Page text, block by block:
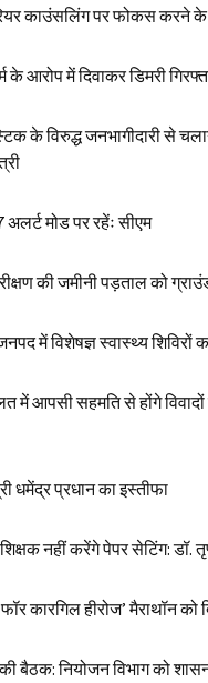
काउंसलिंग पर फोकस करने के
के आरोप में दिवाकर डिमरी
के विरुद्ध जनभागीदारी से
अलर्ट मोड पर रहेंः सीएम
की जमीनी पड़ताल को
में विशेषज्ञ स्वास्थ्य शिविरों
में आपसी सहमति से होंगे विवादों
धमेंद्र प्रधान का इस्तीफा
नहीं करेंगे पेपर सेटिंग: डॉ.
कारगिल हीरोज’ मैराथॉन को
की बैठक: नियोजन विभाग को